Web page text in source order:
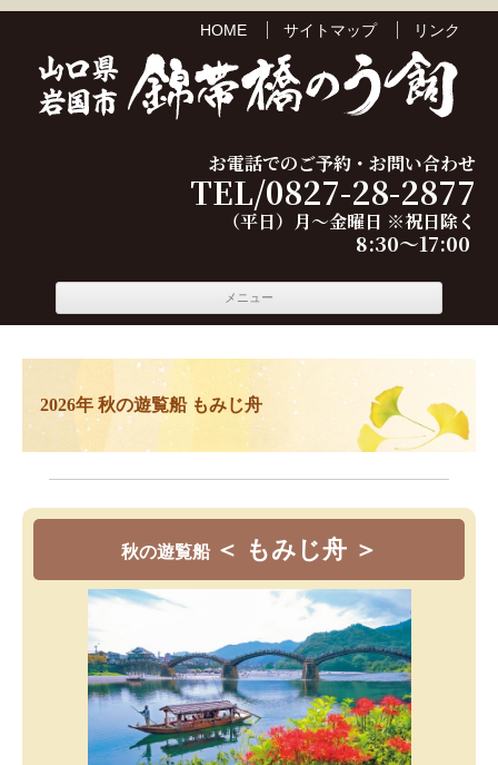
HOME サイトマップ リンク
お電話でのご予約・お問い合わせ
TEL/0827-28-2877
（平日）月～金曜日 ※祝日除く
8:30～17:00
メニュー
み
じ
舟
2026年 秋の遊覧船 もみじ舟
秋の遊覧船 ＜ もみじ舟 ＞